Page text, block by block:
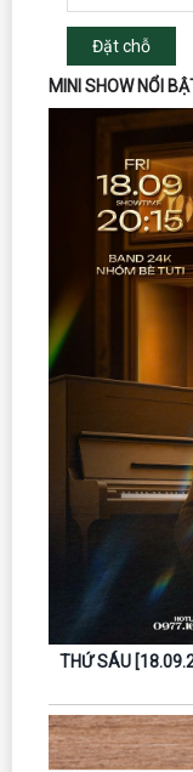
Đặt chỗ
MINI SHOW NỔI
THỨ SÁU